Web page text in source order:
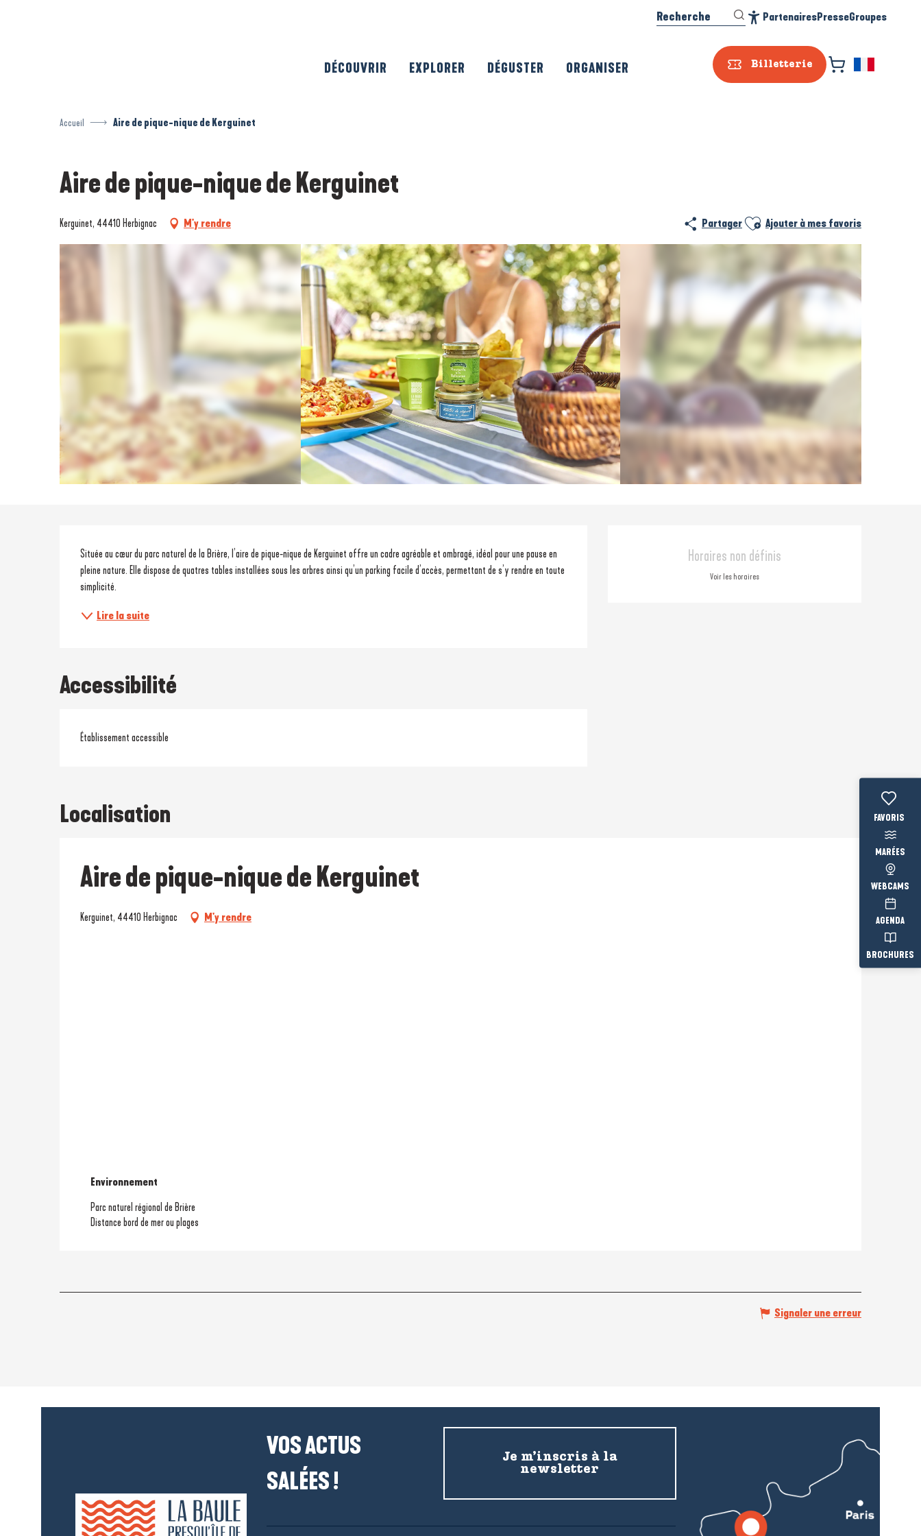
Billetterie
Recherche PartenairesPresseGroupes
DÉCOUVRIR EXPLORER DÉGUSTER ORGANISER
Voir les
MARÉES
WEBCAMS
AGENDA
BROCHURES
Accueil Aire de pique-nique de Kerguinet
Aire de pique-nique de Kerguinet
Kerguinet, 44410 Herbignac M'y rendre Partager Ajouter aux favoris
Ajouter à mes favoris
Ouverture et
Horaires non définis
Voir les horaires
Description
Située au cœur du parc naturel de la Brière, l’aire de pique‑nique de Kerguinet offre un cadre agréable et ombragé, idéal pour une pause en
pleine nature. Elle dispose de quatres tables installées sous les arbres ainsi qu’un parking facile d’accès, permettant de s’y rendre en toute
simplicité.
Lire la suite
Accessibilité
Établissement accessible
Localisation
Aire de pique-nique de Kerguinet
Kerguinet, 44410 Herbignac M'y rendre
Environnement
Environnement
Parc naturel régional de Brière
Distance bord de mer ou plages
Signaler une erreur
VOS ACTUS
SALÉES !
Je m’inscris à la
newsletter